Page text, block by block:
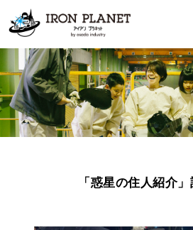
「惑星の住人紹介